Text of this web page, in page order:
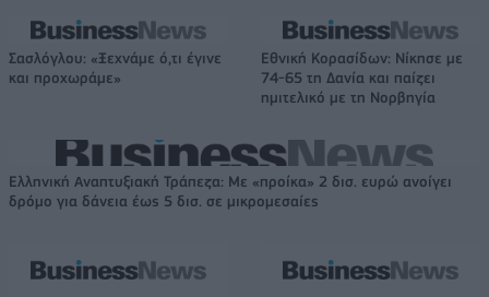
Σασλόγλου: «Ξεχνάμε ό,τι έγινε
και προχωράμε»
Εθνική Κορασίδων: Νίκησε με
74-65 τη Δανία και παίζει
ημιτελικό με τη Νορβηγία
Ελληνική Αναπτυξιακή Τράπεζα: Με «προίκα» 2 δισ. ευρώ ανοίγει
δρόμο για δάνεια έως 5 δισ. σε μικρομεσαίες